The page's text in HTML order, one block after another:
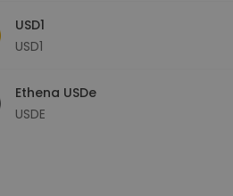
USD1
USD1
Ethena USDe
USDE